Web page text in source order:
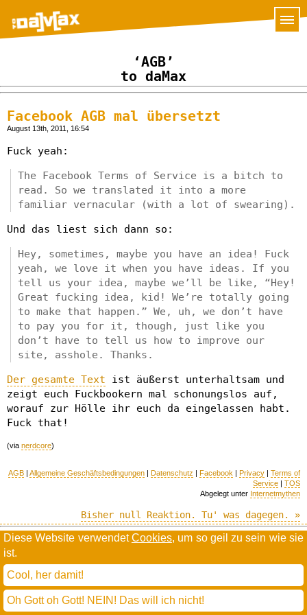
Diese Website verwendetCookies, um so geil zu sein wie sie
ist.
Cool, her damit!
Oh Gott oh Gott! NEIN! Das will ich nicht!
‘AGB’
to daMax
Facebook AGB mal übersetzt
August 13th, 2011, 16:54
Fuck yeah:
The Facebook Terms of Service is a bitch to
read. So we translated it into a more
familiar vernacular (with a lot of swearing).
Und das liest sich dann so:
Hey, sometimes, maybe you have an idea! Fuck
yeah, we love it when you have ideas. If you
tell us your idea, maybe we’ll be like, “Hey!
Great fucking idea, kid! We’re totally going
to make that happen.” We, uh, we don’t have
to pay you for it, though, just like you
don’t have to tell us how to improve our
site, asshole. Thanks.
Der gesamte Text ist äußerst unterhaltsam und
zeigt euch Fuckbookern mal schonungslos auf,
worauf zur Hölle ihr euch da eingelassen habt.
Fuck that!
(via nerdcore)
AGB | Allgemeine Geschäftsbedingungen | Datenschutz | Facebook | Privacy | Terms of
Service | TOS
Abgelegt unter Internetmythen
Bisher null Reaktion. Tu' was dagegen. »
und schreibt indejavu mono book
(mit minimalen anpassungen in oberlängen und kerning)
* daMaxentgendert nach Hermes Phettberg